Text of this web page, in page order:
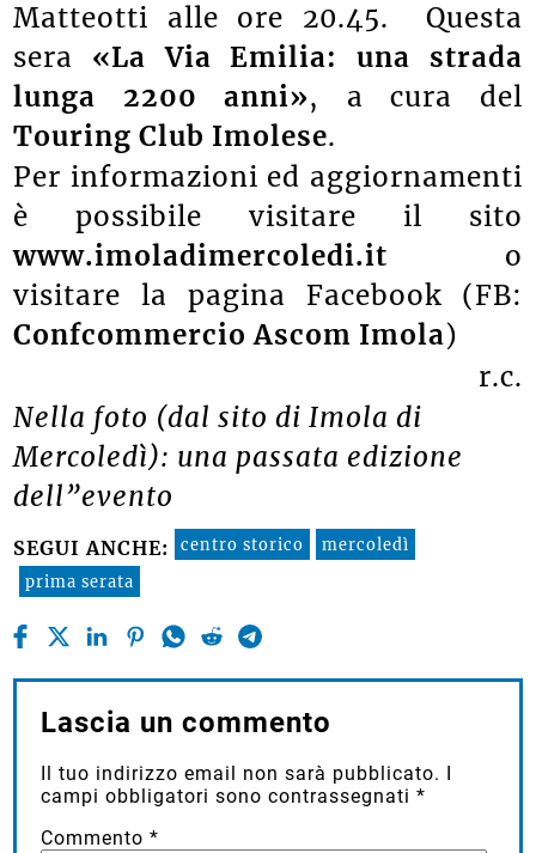
Matteotti alle ore 20.45. Questa
sera «La Via Emilia: una strada
lunga 2200 anni», a cura del
Touring Club Imolese.
Per informazioni ed aggiornamenti
è possibile visitare il sito
www.imoladimercoledi.it o
visitare la pagina Facebook (FB:
Confcommercio Ascom Imola)
r.c.
Nella foto (dal sito di Imola di
Mercoledì): una passata edizione
dell”evento
SEGUI ANCHE: centro storico
mercoledì
prima serata
Lascia un commento
Il tuo indirizzo email non sarà pubblicato.
campi obbligatori sono contrassegnati*
Commento*